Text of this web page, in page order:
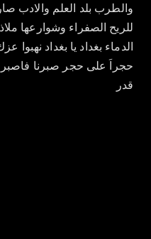
والطرب بلد العلم والادب
للريح الصفراء وشوارعها
الدماء بغداد يا بغداد
حجراَ على حجر صبرنا
قدر